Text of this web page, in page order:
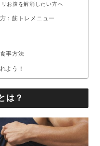
お腹を解消したい方へ
：筋トレメニュー
事方法
よう！
は？